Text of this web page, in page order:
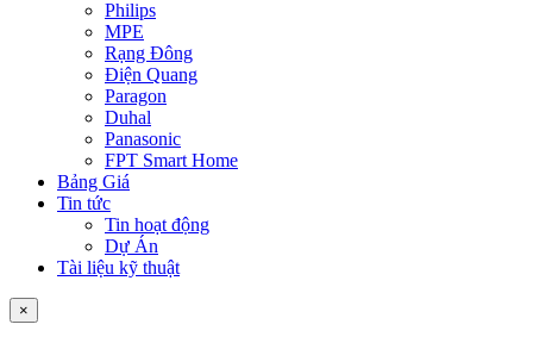
Philips
MPE
Rạng Đông
Điện Quang
Paragon
Duhal
Panasonic
FPT Smart Home
Bảng Giá
Tin tức
Tin hoạt động
Dự Án
Tài liệu kỹ thuật
×